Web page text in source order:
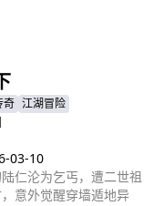
奇 江湖冒险
03-10
仁沦为乞丐，遭二世祖
意外觉醒穿墙遁地异